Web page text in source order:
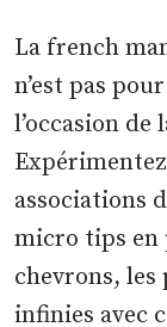
La french
n’est pas
l’occasion
associations
micro tips en
chevrons,
infinies avec